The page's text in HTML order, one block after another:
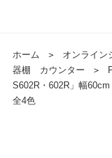
ホーム ＞ オンライン
器棚 カウンター
＞
S602R・602R」幅
全4色